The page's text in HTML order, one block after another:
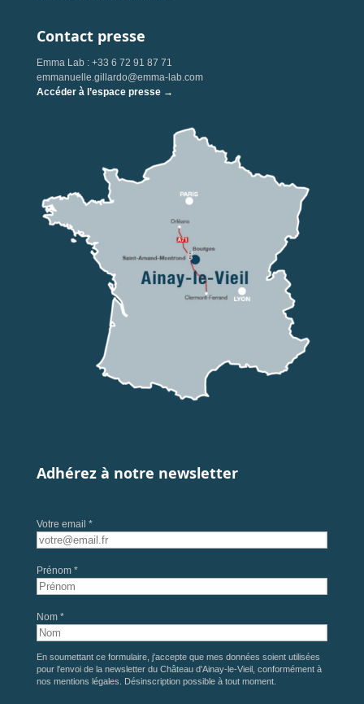
Contact presse
Emma Lab : +33 6 72 91 87 71
emmanuelle.gillardo@emma-lab.com
Accéder à l’espace presse →
Adhérez à notre newsletter
Votre email *
Prénom *
Nom *
En soumettant ce formulaire, j'accepte que mes données soient utilisées
pour l'envoi de la newsletter du Château d'Ainay-le-Vieil, conformément à
nos mentions légales . Désinscription possible à tout moment.